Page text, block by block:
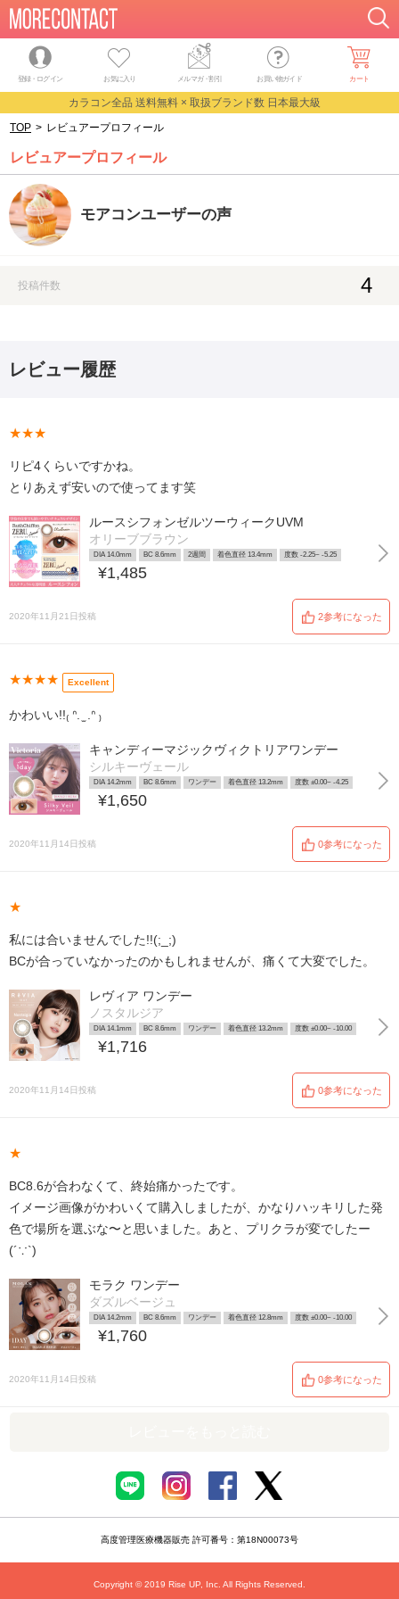
登録・ログイン お気に入り メルマガ・割引 お買い物ガイド カート
カラコン全品 送料無料 × 取扱ブランド数 日本最大級
TOP > レビュアープロフィール
レビュアープロフィール
モアコンユーザーの声
投稿件数 4
レビュー履歴
★★★
リピ4くらいですかね。
とりあえず安いので使ってます笑
ルースシフォンゼルツーウィークUVM
オリーブブラウン
DIA 14.0mm BC 8.6mm 2週間 着色直径 13.4mm 度数 -2.25~ -5.25
¥1,485
2020年11月21日投稿 2参考になった
★★★★ Excellent
かわいい!!₍ ᐢ. ̫ .ᐢ ₎
キャンディーマジックヴィクトリアワンデー
シルキーヴェール
DIA 14.2mm BC 8.6mm ワンデー 着色直径 13.2mm 度数 ±0.00~ -4.25
¥1,650
2020年11月14日投稿 0参考になった
★
私には合いませんでした!!(;_;)
BCが合っていなかったのかもしれませんが、痛くて大変でした。
レヴィア ワンデー
ノスタルジア
DIA 14.1mm BC 8.6mm ワンデー 着色直径 13.2mm 度数 ±0.00~ -10.00
¥1,716
2020年11月14日投稿 0参考になった
★
BC8.6が合わなくて、終始痛かったです。
イメージ画像がかわいくて購入しましたが、かなりハッキリした発
色で場所を選ぶな〜と思いました。あと、プリクラが変でしたー
(´∵`)
モラク ワンデー
ダズルベージュ
DIA 14.2mm BC 8.6mm ワンデー 着色直径 12.8mm 度数 ±0.00~ -10.00
¥1,760
2020年11月14日投稿 0参考になった
高度管理医療機器販売 許可番号：第18N00073号
Copyright © 2019 Rise UP, Inc. All Rights Reserved.